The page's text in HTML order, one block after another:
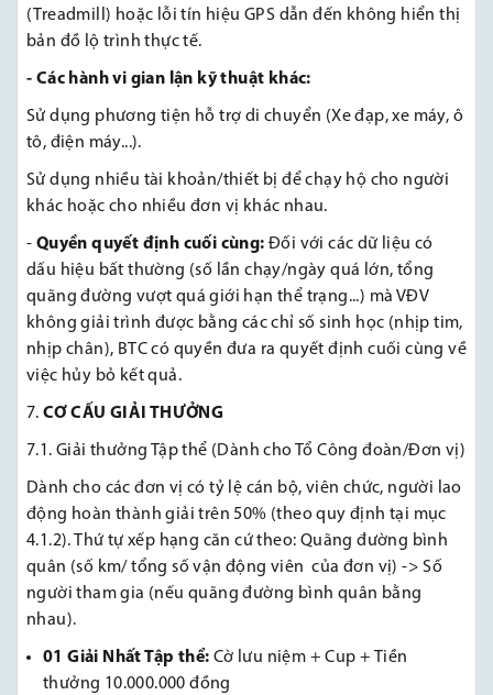
(Treadmill) hoặc lỗi tín hiệu GPS dẫn đến không hiển thị
bản đồ lộ trình thực tế.
- Các hành vi gian lận kỹ thuật khác:
Sử dụng phương tiện hỗ trợ di chuyển (Xe đạp, xe máy, ô
tô, điện máy...).
Sử dụng nhiều tài khoản/thiết bị để chạy hộ cho người
khác hoặc cho nhiều đơn vị khác nhau.
- Quyền quyết định cuối cùng:Đối với các dữ liệu có
dấu hiệu bất thường (số lần chạy/ngày quá lớn, tổng
quãng đường vượt quá giới hạn thể trạng...) mà VĐV
không giải trình được bằng các chỉ số sinh học (nhịp tim,
nhịp chân), BTC có quyền đưa ra quyết định cuối cùng về
việc hủy bỏ kết quả.
CƠ CẤU GIẢI THƯỞNG
7.1. Giải thưởng Tập thể (Dành cho Tổ Công đoàn/Đơn vị)
Dành cho các đơn vị có tỷ lệ cán bộ, viên chức, người lao
động hoàn thành giải trên 50% (theo quy định tại mục
4.1.2). Thứ tự xếp hạng căn cứ theo: Quãng đường bình
quân (số km/ tổng số vận động viên của đơn vị) -> Số
người tham gia (nếu quãng đường bình quân bằng
nhau).
01 Giải Nhất Tập thể: Cờ lưu niệm + Cup + Tiền
thưởng 10.000.000 đồng